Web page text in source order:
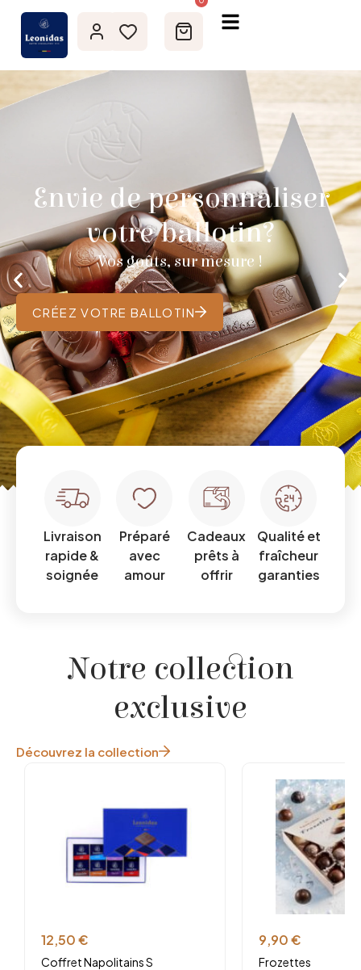
Envie de personnaliser
votre ballotin?
Vos goûts, sur mesure !
CRÉEZ VOTRE BALLOTIN
Livraison
rapide &
soignée
Préparé
avec
amour
Cadeaux
prêts à
offrir
Qualité et
fraîcheur
garanties
Notre collection
exclusive
Découvrez la collection
12,50€
Coffret Napolitains S
9,90€
Frozettes